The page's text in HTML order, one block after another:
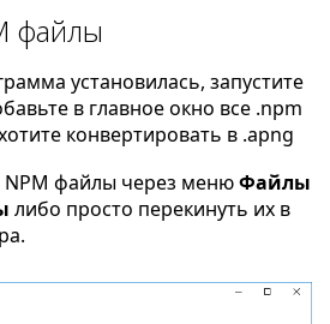
файлы
установилась, запустите
в главное окно все .npm
конвертировать в .apng
файлы через менюФайлы
либо просто перекинуть их в